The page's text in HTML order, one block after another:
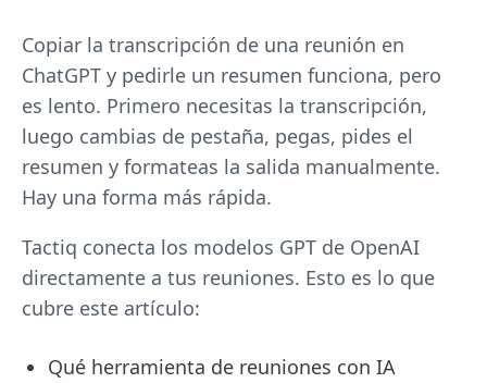
Copiar la transcripción de una reunión en
ChatGPT y pedirle un resumen funciona, pero
es lento. Primero necesitas la transcripción,
luego cambias de pestaña, pegas, pides el
resumen y formateas la salida manualmente.
Hay una forma más rápida.
Tactiq conecta los modelos GPT de OpenAI
directamente a tus reuniones. Esto es lo que
cubre este artículo:
Qué herramienta de reuniones con IA